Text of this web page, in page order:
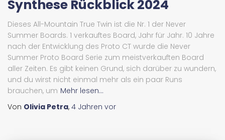
Synthese Rückblick 2024
Dieses All-Mountain True Twin ist die Nr. 1 der Never
Summer Boards. 1 verkauftes Board, Jahr für Jahr. 10 Jahre
nach der Entwicklung des Proto CT wurde die Never
Summer Proto Board Serie zum meistverkauften Board
aller Zeiten. Es gibt keinen Grund, sich darüber zu wundern,
und du wirst nicht einmal mehr als ein paar Runs
brauchen, um Mehr lesen...
Von Olivia Petra, 4 Jahren vor